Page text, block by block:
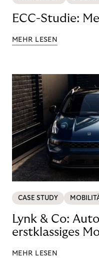
ECC-Studie:
MEHR LESEN
CASE STUDY
Lynk & Co:
erstklassiges
MEHR LESEN